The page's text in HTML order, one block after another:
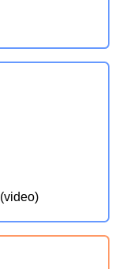
(video)